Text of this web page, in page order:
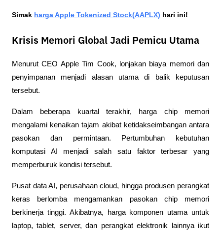
Simak harga Apple Tokenized Stock(AAPLX) hari ini!
Krisis Memori Global Jadi Pemicu Utama
Menurut CEO Apple Tim Cook, lonjakan biaya memori dan
penyimpanan menjadi alasan utama di balik keputusan
tersebut.
Dalam beberapa kuartal terakhir, harga chip memori
mengalami kenaikan tajam akibat ketidakseimbangan antara
pasokan dan permintaan. Pertumbuhan kebutuhan
komputasi AI menjadi salah satu faktor terbesar yang
memperburuk kondisi tersebut.
Pusat data AI, perusahaan cloud, hingga produsen perangkat
keras berlomba mengamankan pasokan chip memori
berkinerja tinggi. Akibatnya, harga komponen utama untuk
laptop, tablet, server, dan perangkat elektronik lainnya ikut